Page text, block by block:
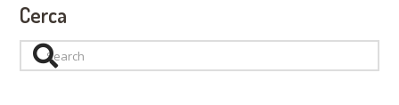
Cerca
Search